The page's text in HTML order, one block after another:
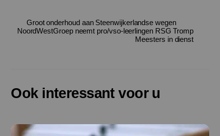
Groot onderhoud aan Steenwijkerlandse wegen
NoordWestGroep neemt pro/vso-leerlingen RSG Tromp
Meesters in dienst
Ook interessant voor u